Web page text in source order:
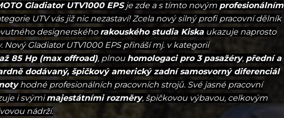
Gladiator UTV1000 EPSje zde a s tímto novým profesionálním
UTV vás již nic nezastaví! Zcela nový silný profi pracovní dělník
designerského rakouského studia Kiskaukazuje naprosto
Gladiator UTV1000 EPS přináší mj. v kategorii
85 Hp (max offroad), plnou homologaci pro 3 pasažéry, přední a
dodávaný, špičkový americký zadní samosvorný diferenciál
hodné profesionálních pracovních strojů. Své jasné pracovní
i svýmimajestátními rozměry, špičkovou výbavou, celkovým
nádrží.